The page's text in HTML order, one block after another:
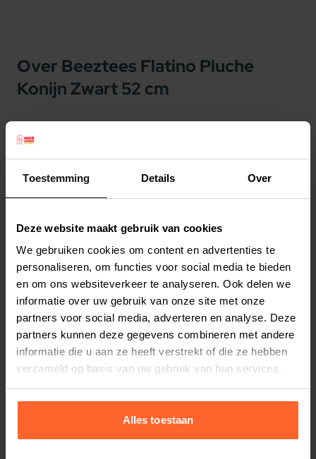
Toestemming Details Over
Deze website maakt gebruik van cookies
We gebruiken cookies om content en advertenties te
personaliseren, om functies voor social media te bieden
en om ons websiteverkeer te analyseren. Ook delen we
informatie over uw gebruik van onze site met onze
partners voor social media, adverteren en analyse. Deze
partners kunnen deze gegevens combineren met andere
informatie die u aan ze heeft verstrekt of die ze hebben
verzameld op basis van uw gebruik van hun services.
Alles toestaan
Over Beeztees Flatino Pluche
Konijn Zwart 52 cm
Elke
2 weken
4 weken
Elke
6 weken
Elke
8 weken
Elke
10 weken
Elke
12 weken